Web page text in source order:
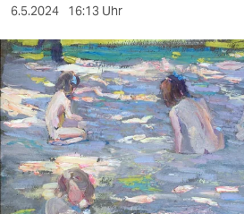
sport
berlin
nord
wahrheit
6.5.2024 16:13 Uhr